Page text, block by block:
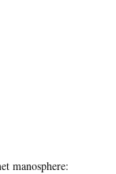
manosphere: